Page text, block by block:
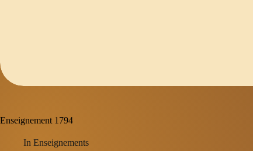
Enseignement 1794
In Enseignements